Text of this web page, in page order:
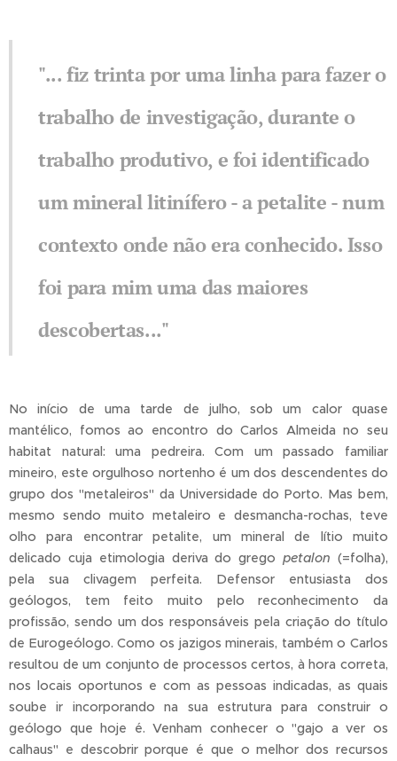
"... fiz trinta por uma linha para fazer o
trabalho de investigação, durante o
trabalho produtivo, e foi identificado
um mineral litinífero - a petalite - num
contexto onde não era conhecido. Isso
foi para mim uma das maiores
descobertas..."
No início de uma tarde de julho, sob um calor quase
mantélico, fomos ao encontro do Carlos Almeida no seu
habitat natural: uma pedreira. Com um passado familiar
mineiro, este orgulhoso nortenho é um dos descendentes do
grupo dos "metaleiros" da Universidade do Porto. Mas bem,
mesmo sendo muito metaleiro e desmancha-rochas, teve
olho para encontrar petalite, um mineral de lítio muito
delicado cuja etimologia deriva do gregopetalon (=folha),
pela sua clivagem perfeita. Defensor entusiasta dos
geólogos, tem feito muito pelo reconhecimento da
profissão, sendo um dos responsáveis pela criação do título
de Eurogeólogo. Como os jazigos minerais, também o Carlos
resultou de um conjunto de processos certos, à hora correta,
nos locais oportunos e com as pessoas indicadas, as quais
soube ir incorporando na sua estrutura para construir o
geólogo que hoje é. Venham conhecer o "gajo a ver os
calhaus" e descobrir porque é que o melhor dos recursos